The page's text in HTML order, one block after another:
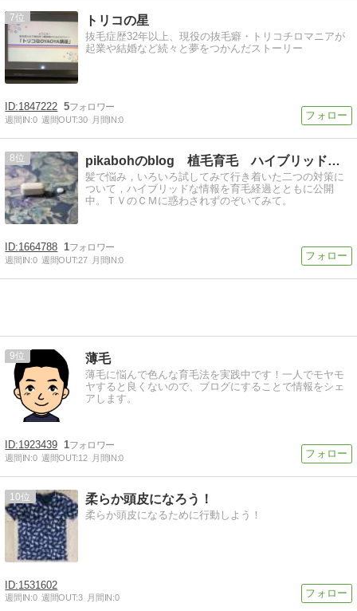
7 トリコの星
抜毛症歴32年以上、現役の抜毛癖・トリコチロマニアが
起業や結婚など続々と夢をつかんだストーリー
1847222 5
週間IN:0 週間OUT:30 月間IN:0
8 pikabohのblog 植毛育毛 ハイブリッドＨＡＧＥ対策
髪で悩み，いろいろ試してみて行き着いた二つの対策に
ついて，ハイブリッドな情報を育毛経過とともに公開
中。ＴＶのＣＭに惑わされずのぞいてみて。
1664788 1
週間IN:0 週間OUT:27 月間IN:0
9 薄毛
薄毛に悩んで色んな育毛法を実践中です！一人でモヤモ
ヤすると良くないので、ブログにすることで情報をシェ
アします。
1923439 1
週間IN:0 週間OUT:12 月間IN:0
10 柔らか頭皮になろう！
柔らか頭皮になるために行動しよう！
1531602
週間IN:0 週間OUT:3 月間IN:0